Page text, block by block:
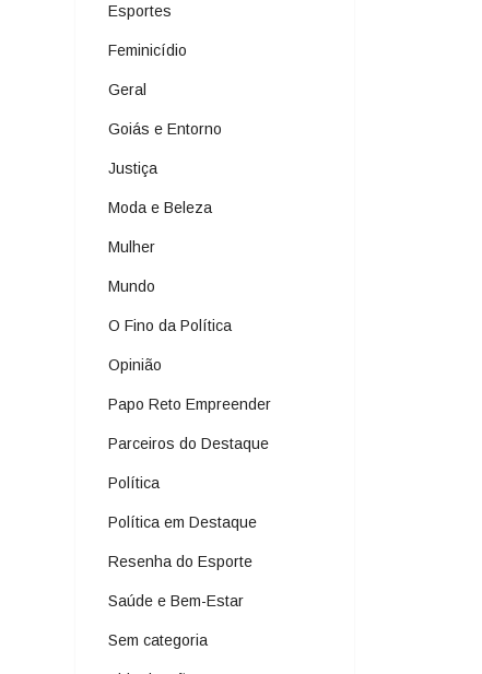
Esportes
Feminicídio
Geral
Goiás e Entorno
Justiça
Moda e Beleza
Mulher
Mundo
O Fino da Política
Opinião
Papo Reto Empreender
Parceiros do Destaque
Política
Política em Destaque
Resenha do Esporte
Saúde e Bem-Estar
Sem categoria